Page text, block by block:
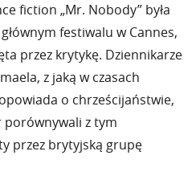
fiction „Mr. Nobody” była
festiwalu w Cannes,
przez krytykę. Dziennikarze
z jaką w czasach
o chrześcijaństwie,
z tym
przez brytyjską grupę